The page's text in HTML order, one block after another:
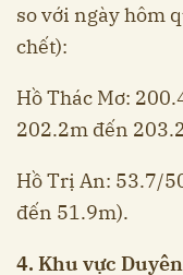
so với ngày hôm
chết):
Hồ Thác Mơ:
202.2m đến
Hồ Trị An: 53.7/
đến 51.9m).
4. Khu vực